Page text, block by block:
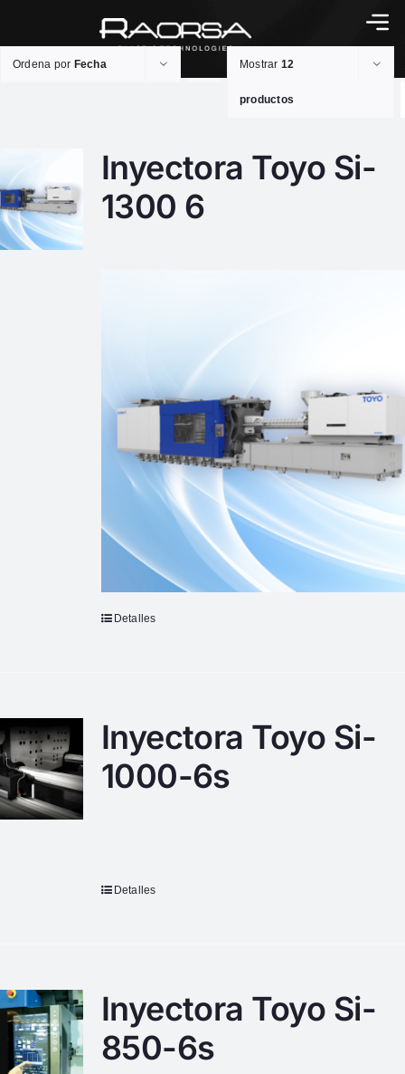
Ordena por Fecha Mostrar 12
productos
Inyectora Toyo Si-
1300 6
Detalles
Inyectora Toyo Si-
1000-6s
Detalles
Inyectora Toyo Si-
850-6s